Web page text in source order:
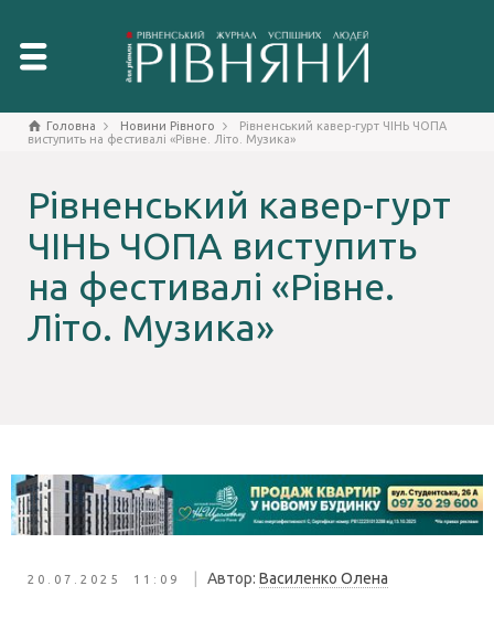
Головна Новини Рівного
Рівненський кавер-гурт ЧІНЬ ЧОПА
виступить на фестивалі «Рівне. Літо. Музика»
Рівненський кавер-гурт
ЧІНЬ ЧОПА виступить
на фестивалі «Рівне.
Літо. Музика»
20.07.2025 11:09 Автор: Василенко Олена